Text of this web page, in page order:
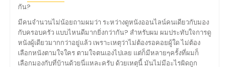
กัน?
มีคนจำนวนไม่น้อยถามผมว่า ระหว่างดูหนังออนไลน์คนเดียวกับมอง
กับครอบครัว แบบไหนดีมากยิ่งกว่ากัน? สำหรับผม ผมประทับใจการดู
หนังผู้เดียวมากกว่าอยู่แล้ว เพราะเหตุว่าไม่ต้องรอคอยผู้ใด ไม่ต้อง
เลือกหนังตามใจใคร ตามใจตนเองไปเลย แต่ก็มีหลายๆครั้งที่ผมก็
เลือกมองกับที่บ้านด้วยนี่แหละครับ ด้วยเหตุนี้ มันไม่มีอะไรผิดถูก